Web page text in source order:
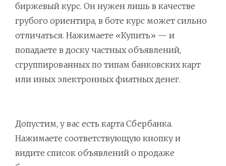
биржевый курс. Он нужен лишь в качестве
грубого ориентира, в боте курс может сильно
отличаться. Нажимаете «Купить» — и
попадаете в доску частных объявлений,
сгруппированных по типам банковских карт
или иных электронных фиатных денег.
Допустим, у вас есть карта Сбербанка.
Нажимаете соответствующую кнопку и
видите список объявлений о продаже